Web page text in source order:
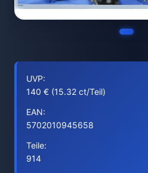
UVP:
140 € (15.32 ct/Teil)
EAN:
5702010945658
Teile:
914